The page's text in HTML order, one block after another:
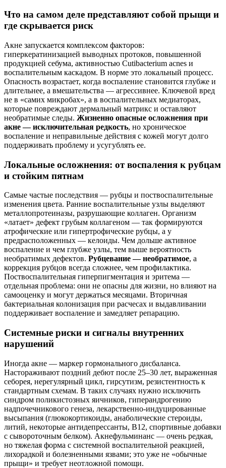
Что на самом деле представляют собой прыщи и
где скрывается риск
Акне запускается комплексом факторов:
гиперкератинизацией выводных протоков, повышенной
продукцией себума, активностью Cutibacterium acnes и
воспалительным каскадом. В норме это локальный процесс.
Опасность возрастает, когда воспаление становится глубже и
длительнее, а вмешательства — агрессивнее. Ключевой вред
не в «самих микробах», а в воспалительных медиаторах,
которые повреждают дермальный матрикс и оставляют
необратимые следы. Жизненно опасные осложнения при
акне — исключительная редкость, но хроническое
воспаление и неправильные действия с кожей могут долго
поддерживать проблему и усугублять ее.
Локальные осложнения: от воспаления к рубцам
и стойким пятнам
Самые частые последствия — рубцы и поствоспалительные
изменения цвета. Ранние воспалительные узлы выделяют
металлопротеиназы, разрушающие коллаген. Организм
«латает» дефект грубым коллагеном — так формируются
атрофические или гипертрофические рубцы, а у
предрасположенных — келоиды. Чем дольше активное
воспаление и чем глубже узлы, тем выше вероятность
необратимых дефектов. Рубцевание — необратимое, а
коррекция рубцов всегда сложнее, чем профилактика.
Поствоспалительная гиперпигментация и эритема —
отдельная проблема: они не опасны для жизни, но влияют на
самооценку и могут держаться месяцами. Вторичная
бактериальная колонизация при расчесах и выдавливании
поддерживает воспаление и замедляет репарацию.
Системные риски и сигналы внутренних
нарушений
Иногда акне — маркер гормонального дисбаланса.
Настораживают поздний дебют после 25–30 лет, выраженная
себорея, нерегулярный цикл, гирсутизм, резистентность к
стандартным схемам. В таких случаях нужно исключить
синдром поликистозных яичников, гиперандрогению
надпочечникового генеза, лекарственно-индуцированные
высыпания (глюкокортикоиды, анаболические стероиды,
литий, некоторые антидепрессанты, B12, спортивные добавки
с сывороточным белком). Акнефульминанс — очень редкая,
но тяжелая форма с системной воспалительной реакцией,
лихорадкой и болезненными язвами; это уже не «обычные
прыщи» и требует неотложной помощи.